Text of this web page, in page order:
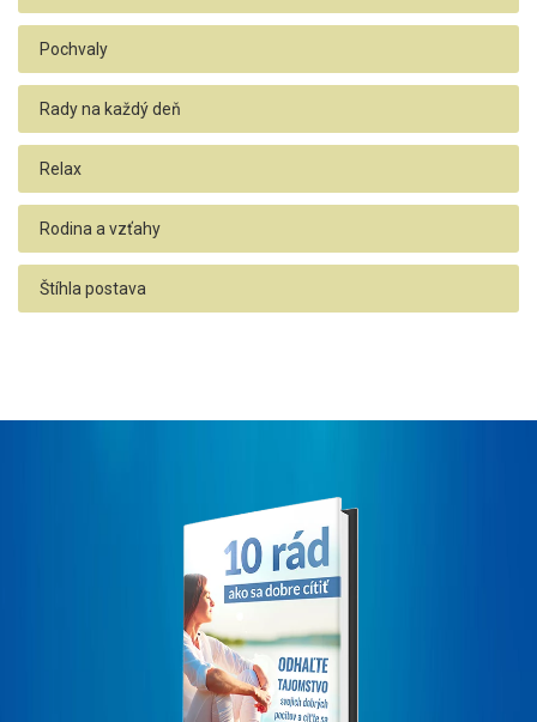
Pochvaly
Rady na každý deň
Relax
Rodina a vzťahy
Štíhla postava